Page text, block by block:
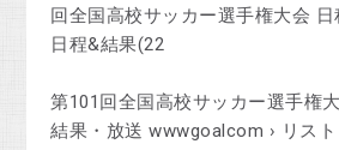
回全国高校サッカー選手権大会
日程&結果(22
第101回全国高校サッカー選手権
結果・放送 wwwgoalcom › リスト